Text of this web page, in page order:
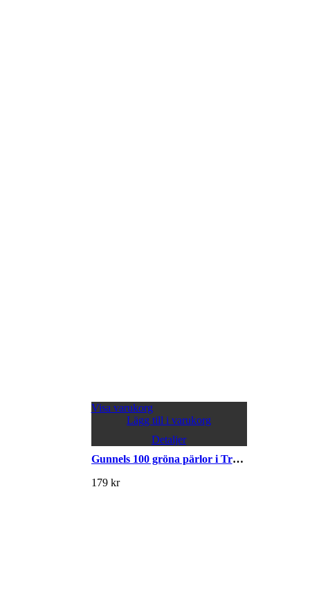
Visa varukorg
Lägg till i varukorg
Detaljer
Gunnels 100 gröna pärlor i Trädgårdseuropa
179 kr